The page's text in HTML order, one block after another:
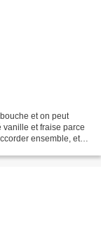
et on peut
et fraise parce
ensemble, et